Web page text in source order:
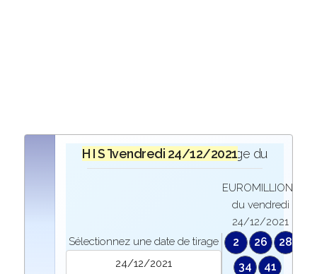
H I S T O R I Q U Elors du tirage du
vendredi 24/12/2021
Sélectionnez une date de tirage
EUROMILLIONS
du vendredi
24/12/2021
2 26
28
34
41